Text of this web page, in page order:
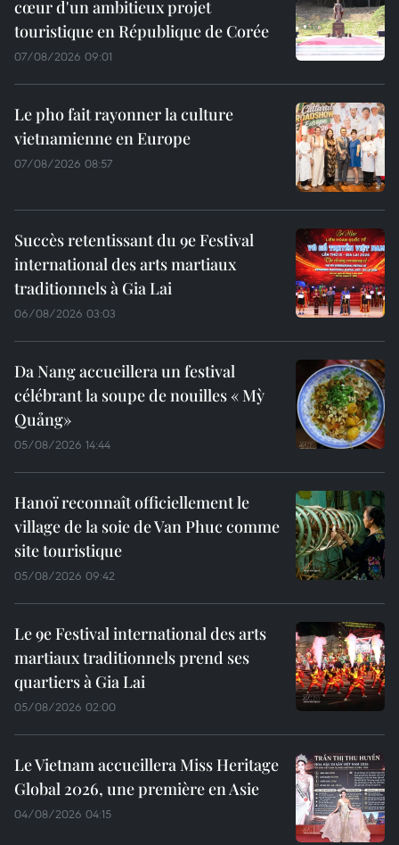
cœur d'un ambitieux projet
touristique en République de Corée
07/08/2026 09:01
Le pho fait rayonner la culture
vietnamienne en Europe
07/08/2026 08:57
Succès retentissant du 9e Festival
international des arts martiaux
traditionnels à Gia Lai
06/08/2026 03:03
Da Nang accueillera un festival
célébrant la soupe de nouilles « Mỳ
Quảng»
05/08/2026 14:44
Hanoï reconnaît officiellement le
village de la soie de Van Phuc comme
site touristique
05/08/2026 09:42
Le 9e Festival international des arts
martiaux traditionnels prend ses
quartiers à Gia Lai
05/08/2026 02:00
Le Vietnam accueillera Miss Heritage
Global 2026, une première en Asie
04/08/2026 04:15